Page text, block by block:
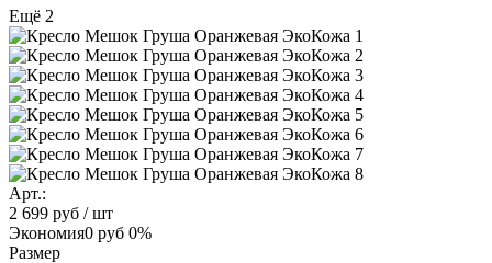
Ещё 2
Арт.:
2 699 руб / шт
Экономия0 руб 0%
Размер